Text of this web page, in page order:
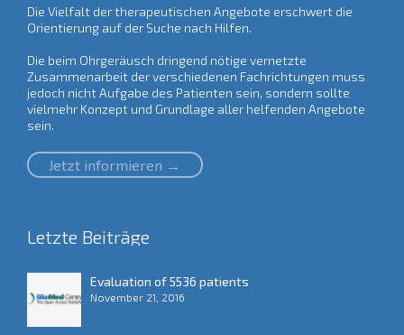
Die Vielfalt der therapeutischen Angebote erschwert die
Orientierung auf der Suche nach Hilfen.
Die beim Ohrgeräusch dringend nötige vernetzte
Zusammenarbeit der verschiedenen Fachrichtungen muss
jedoch nicht Aufgabe des Patienten sein, sondern sollte
vielmehr Konzept und Grundlage aller helfenden Angebote
sein.
Jetzt informieren →
Letzte Beiträge
Evaluation of 5536 patients
November 21, 2016